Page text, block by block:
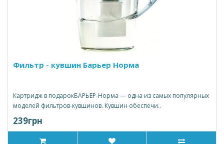
Фильтр - кувшин Барьер Норма
Картридж в подарокБАРЬЕР-Норма — одна из самых популярных
моделей фильтров-кувшинов. Кувшин обеспечи..
239грн